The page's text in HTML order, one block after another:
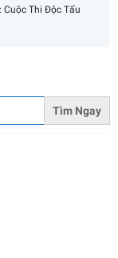
Cuộc Thi Độc Tấu